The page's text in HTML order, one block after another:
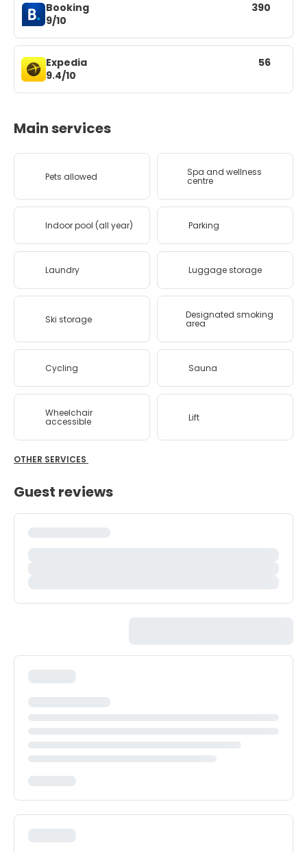
Booking
9/10
390
Expedia
9.4/10
56
Main services
Pets allowed Spa and wellness
centre
Indoor pool (all year) Parking
Laundry Luggage storage
Ski storage Designated smoking
area
Cycling Sauna
Wheelchair
accessible Lift
OTHER SERVICES
Guest reviews